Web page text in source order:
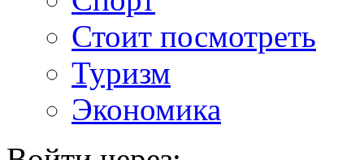
Стоит посмотреть
Туризм
Экономика